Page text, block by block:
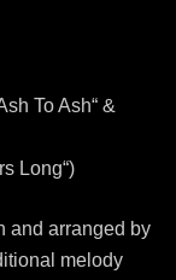
To Ash“ &
Long“)
and arranged by
melody